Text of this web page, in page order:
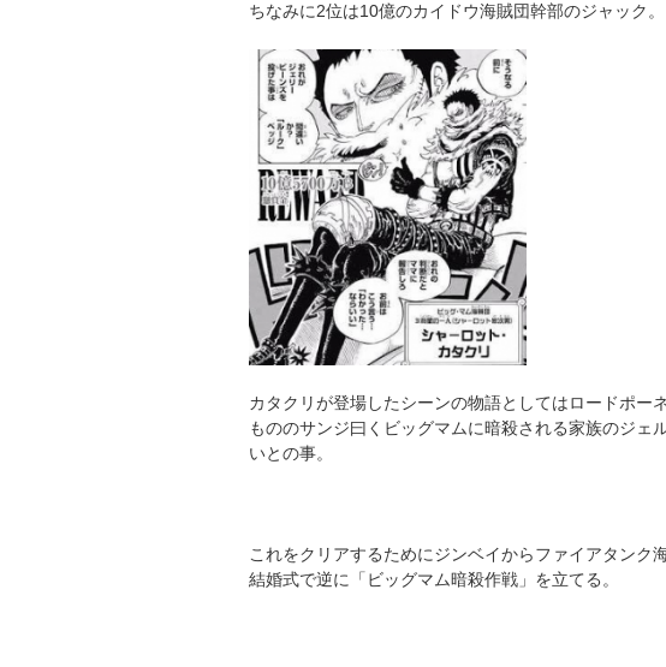
ちなみに2位は10億のカイドウ海賊団幹部のジャック。
カタクリが登場したシーンの物語としてはロードポー
もののサンジ曰くビッグマムに暗殺される家族のジェ
いとの事。
これをクリアするためにジンベイからファイアタンク
結婚式で逆に「ビッグマム暗殺作戦」を立てる。